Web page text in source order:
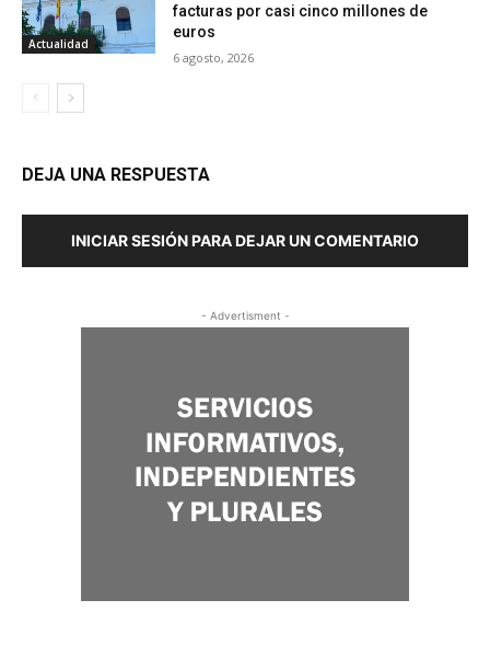
Actualidad
facturas por casi cinco millones de
euros
6 agosto, 2026
DEJA UNA RESPUESTA
INICIAR SESIÓN PARA DEJAR UN COMENTARIO
- Advertisment -